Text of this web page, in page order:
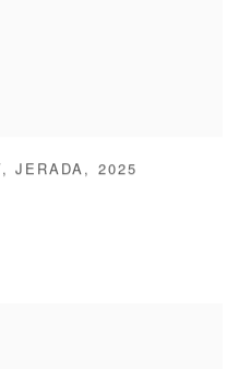
, JERADA , 2025